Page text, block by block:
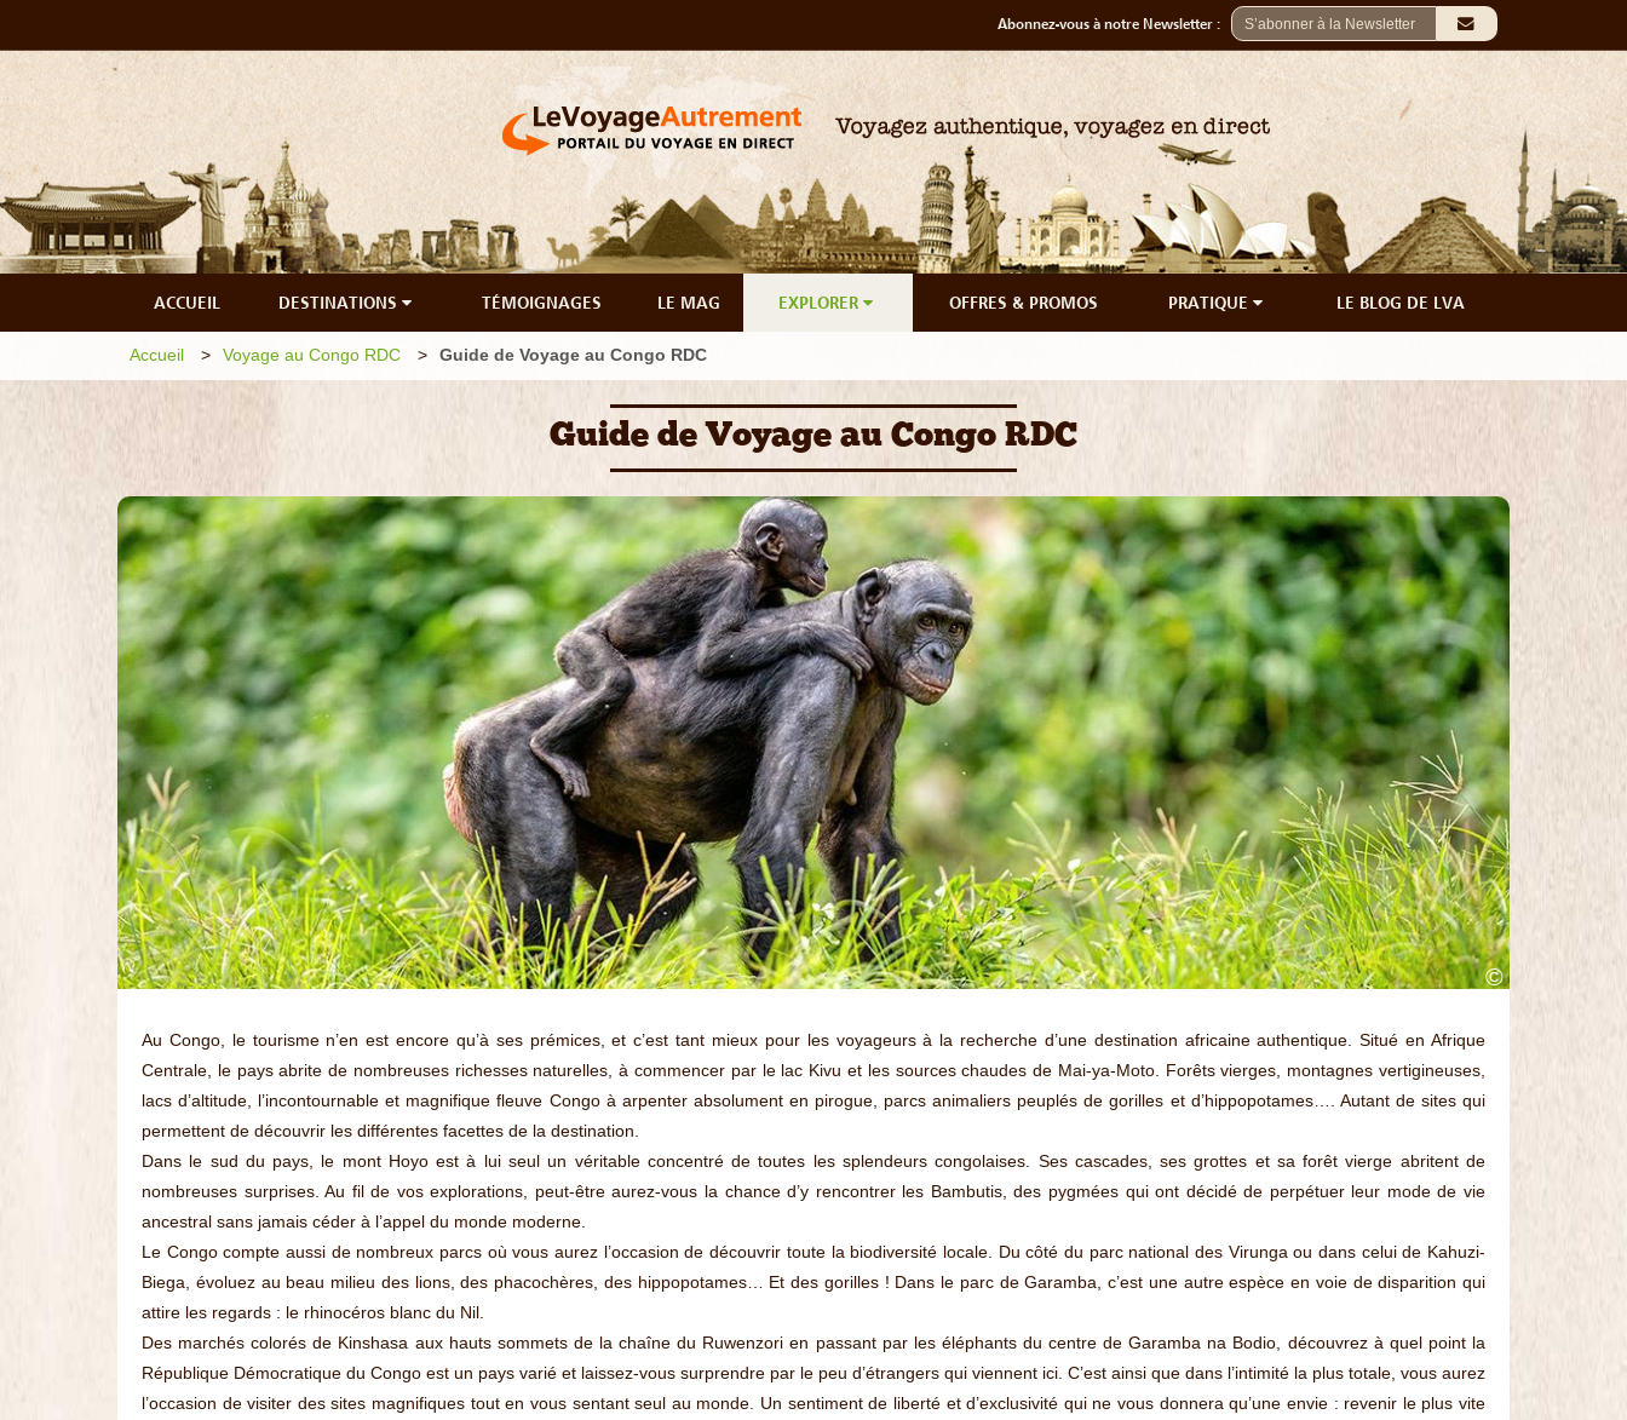
Abonnez-vous à notre Newsletter :
ACCUEIL DESTINATIONS TÉMOIGNAGES LE MAG EXPLORER OFFRES & PROMOS PRATIQUE LE BLOG DE LVA
Accueil Voyage au Congo RDC Guide de Voyage au Congo RDC
Guide de Voyage au Congo RDC
©
Au Congo, le tourisme n’en est encore qu’à ses prémices, et c’est tant mieux pour les voyageurs à la recherche d’une destination africaine authentique. Situé en Afrique
Centrale, le pays abrite de nombreuses richesses naturelles, à commencer par le lac Kivu et les sources chaudes de Mai-ya-Moto. Forêts vierges, montagnes vertigineuses,
lacs d’altitude, l’incontournable et magnifique fleuve Congo à arpenter absolument en pirogue, parcs animaliers peuplés de gorilles et d’hippopotames…. Autant de sites qui
permettent de découvrir les différentes facettes de la destination.
Dans le sud du pays, le mont Hoyo est à lui seul un véritable concentré de toutes les splendeurs congolaises. Ses cascades, ses grottes et sa forêt vierge abritent de
nombreuses surprises. Au fil de vos explorations, peut-être aurez-vous la chance d’y rencontrer les Bambutis, des pygmées qui ont décidé de perpétuer leur mode de vie
ancestral sans jamais céder à l’appel du monde moderne.
Le Congo compte aussi de nombreux parcs où vous aurez l’occasion de découvrir toute la biodiversité locale. Du côté du parc national des Virunga ou dans celui de Kahuzi-
Biega, évoluez au beau milieu des lions, des phacochères, des hippopotames… Et des gorilles ! Dans le parc de Garamba, c’est une autre espèce en voie de disparition qui
attire les regards : le rhinocéros blanc du Nil.
Des marchés colorés de Kinshasa aux hauts sommets de la chaîne du Ruwenzori en passant par les éléphants du centre de Garamba na Bodio, découvrez à quel point la
République Démocratique du Congo est un pays varié et laissez-vous surprendre par le peu d’étrangers qui viennent ici. C’est ainsi que dans l’intimité la plus totale, vous aurez
l’occasion de visiter des sites magnifiques tout en vous sentant seul au monde. Un sentiment de liberté et d’exclusivité qui ne vous donnera qu’une envie : revenir le plus vite